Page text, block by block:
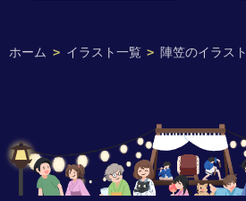
ホーム > イラスト一覧 > 陣笠のイラスト